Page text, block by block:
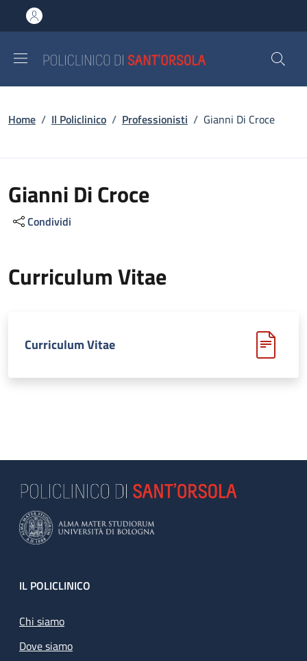
al contenuto principale
to footer content
Briciole di pane
Home / Il Policlinico / Professionisti / Gianni Di Croce
Gianni Di Croce
Condividi
Curriculum Vitae
Curriculum Vitae
Footer
IL POLICLINICO
Chi siamo
Dove siamo